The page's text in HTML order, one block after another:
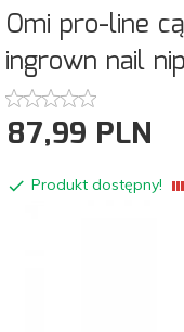
Omi pro-line
ingrown nail
87,99 PLN
Produkt dostępny!